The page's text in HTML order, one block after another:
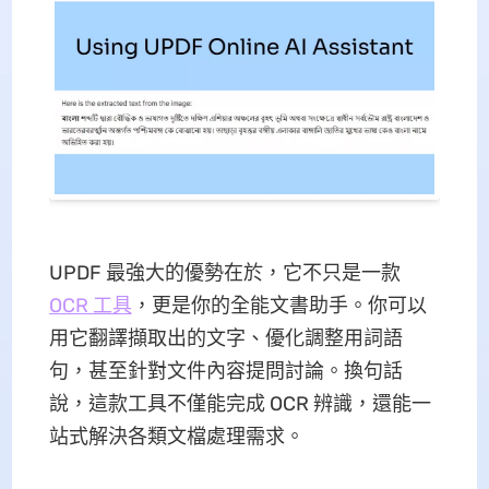
UPDF 最強大的優勢在於，它不只是一款
OCR 工具 ，更是你的全能文書助手。你可以
用它翻譯擷取出的文字、優化調整用詞語
句，甚至針對文件內容提問討論。換句話
說，這款工具不僅能完成 OCR 辨識，還能一
站式解決各類文檔處理需求。